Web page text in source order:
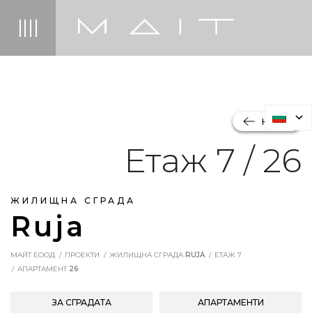
ЖИЛИЩНА СГРАДА
Ruja
НАЗАД
Етаж 7 / 26
МАЙТ ЕООД ПРОЕКТИ ЖИЛИЩНА СГРАДА RUJA
ЕТАЖ 7
АПАРТАМЕНТ 26
ЗА СГРАДАТА АПАРТАМЕНТИ